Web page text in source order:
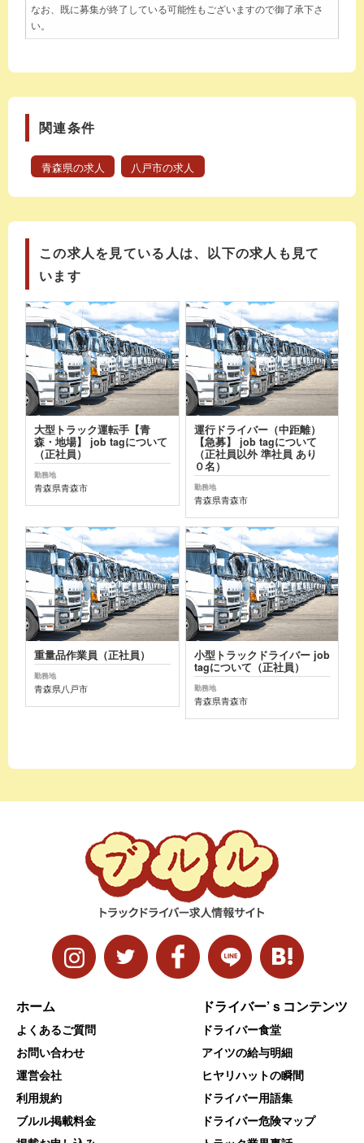
なお、既に募集が終了している可能性もございますので御了承下さ
い。
関連条件
青森県の求人 八戸市の求人
この求人を見ている人は、以下の求人も見て
います
大型トラック運転手【青
森・地場】 job tagについて
（正社員）
勤務地
青森県青森市
運行ドライバー（中距離）
【急募】 job tagについて
（正社員以外 準社員 あり
０名）
勤務地
青森県青森市
重量品作業員（正社員）
勤務地
青森県八戸市
小型トラックドライバー job
tagについて（正社員）
勤務地
青森県青森市
ホーム
よくあるご質問
お問い合わせ
運営会社
利用規約
ブルル掲載料金
ドライバー’ｓコンテンツ
ドライバー食堂
アイツの給与明細
ヒヤリハットの瞬間
ドライバー用語集
ドライバー危険マップ